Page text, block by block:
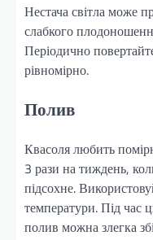
Нестача світла може
слабкого
Періодично
рівномірно.
Полив
Квасоля любить
3 рази на тиждень,
підсохне.
температури. Під час
полив можна злегка